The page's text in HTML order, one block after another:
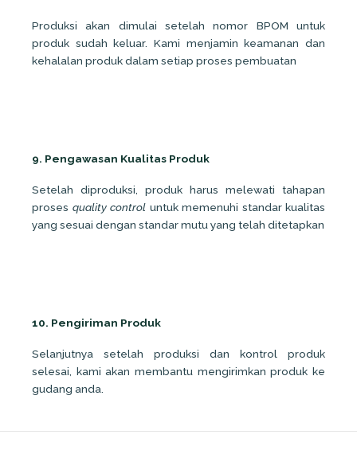
Produksi akan dimulai setelah nomor BPOM untuk
produk sudah keluar. Kami menjamin keamanan dan
kehalalan produk dalam setiap proses pembuatan
9. Pengawasan Kualitas Produk
Setelah diproduksi, produk harus melewati tahapan
proses quality control untuk memenuhi standar kualitas
yang sesuai dengan standar mutu yang telah ditetapkan
10. Pengiriman Produk
Selanjutnya setelah produksi dan kontrol produk
selesai, kami akan membantu mengirimkan produk ke
gudang anda.